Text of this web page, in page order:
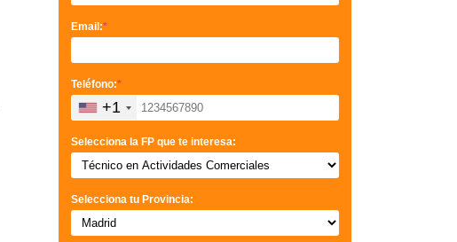
Email:*
Teléfono:*
+1
Selecciona la FP que te interesa:
Selecciona tu Provincia: